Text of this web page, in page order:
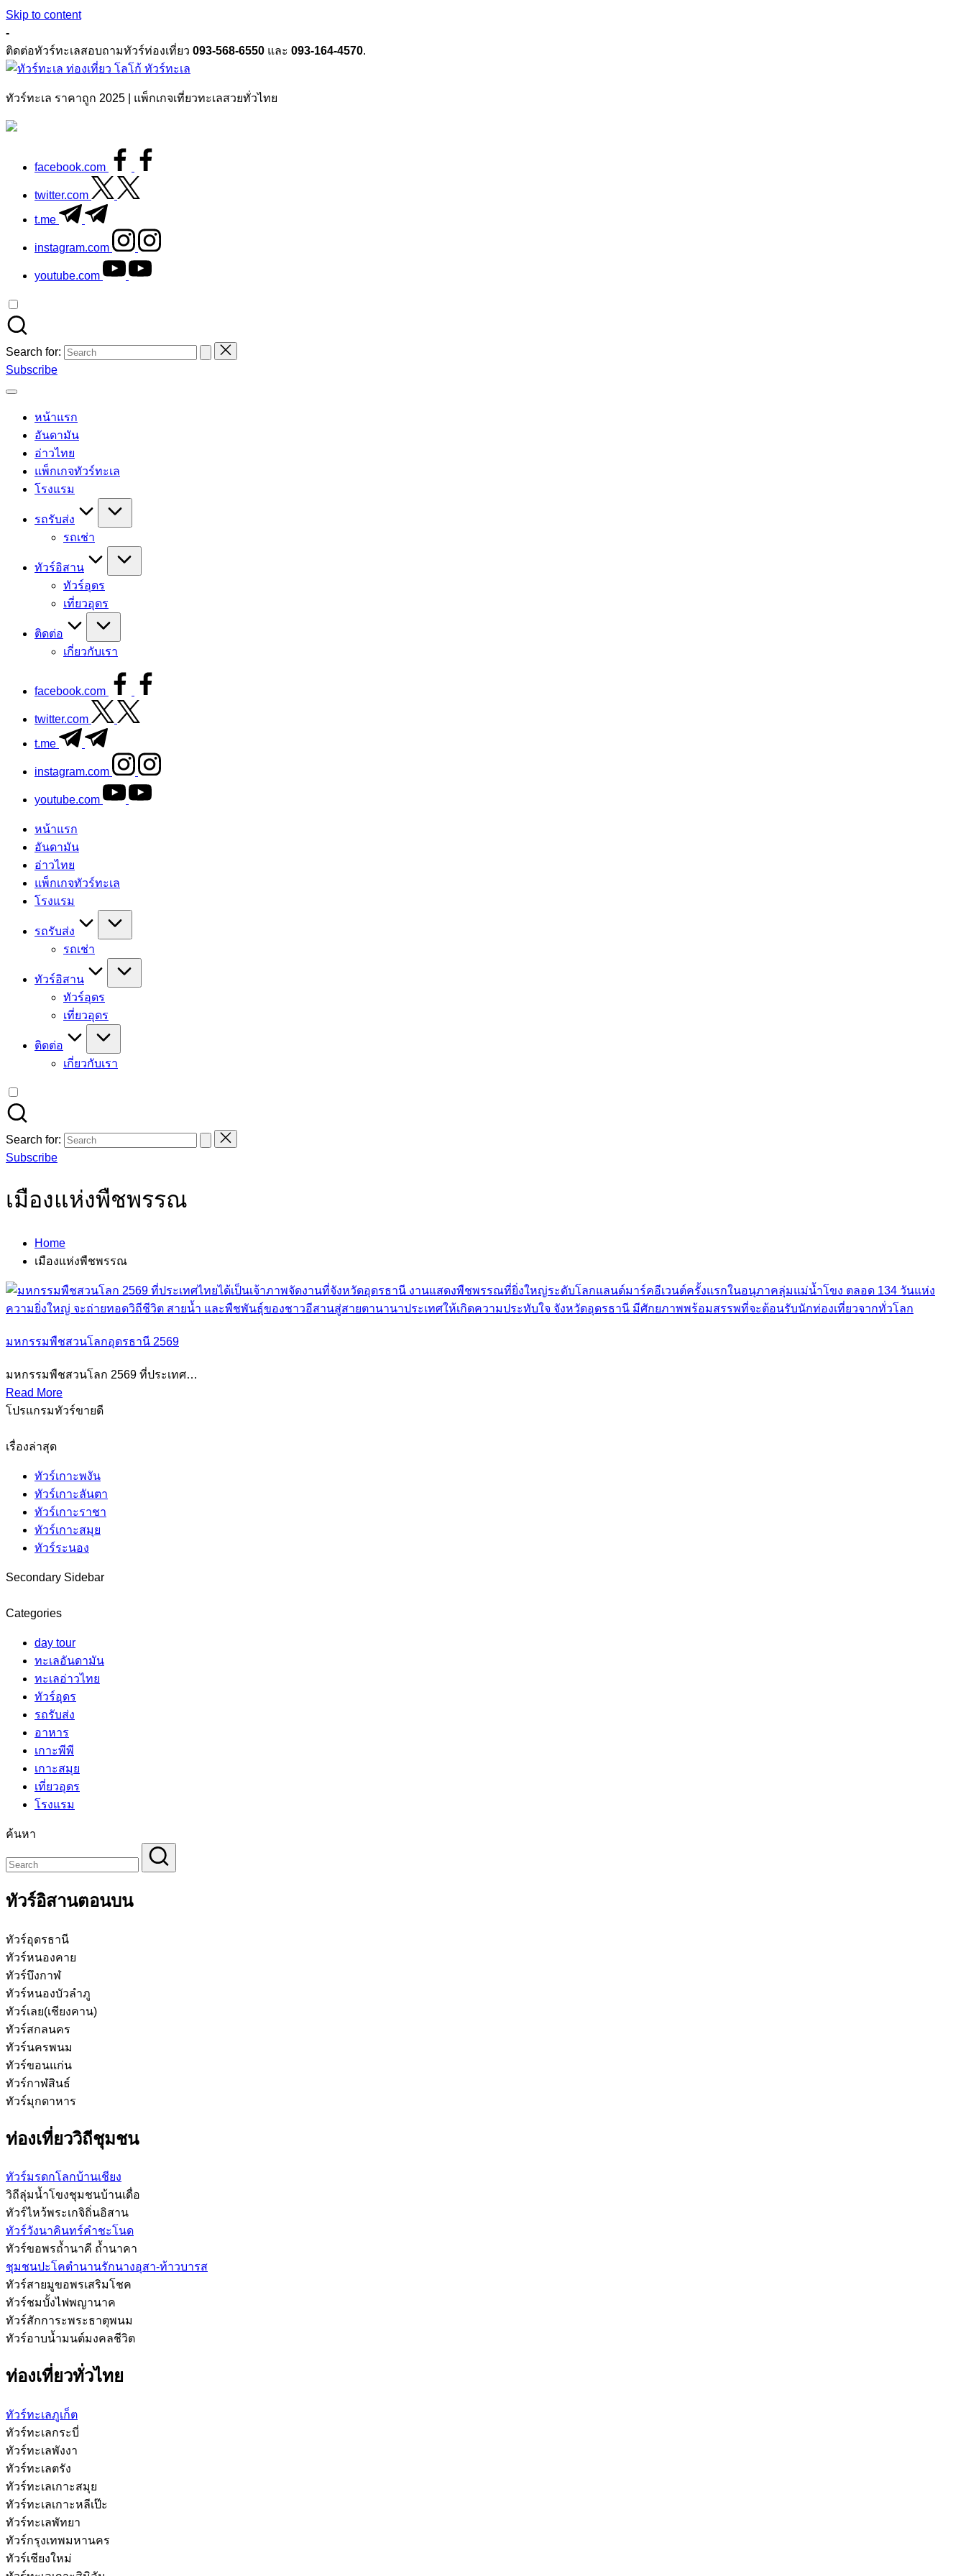
Skip to content
-
ติดต่อทัวร์ทะเลสอบถามทัวร์ท่องเที่ยว 093-568-6550 และ 093-164-4570.
ทัวร์ทะเล
ทัวร์ทะเล ราคาถูก 2025 | แพ็กเกจเที่ยวทะเลสวยทั่วไทย
facebook.com
twitter.com
t.me
instagram.com
youtube.com
Search for:
Subscribe
หน้าแรก
อันดามัน
อ่าวไทย
แพ็กเกจทัวร์ทะเล
โรงแรม
รถรับส่ง
รถเช่า
ทัวร์อิสาน
ทัวร์อุดร
เที่ยวอุดร
ติดต่อ
เกี่ยวกับเรา
facebook.com
twitter.com
t.me
instagram.com
youtube.com
หน้าแรก
อันดามัน
อ่าวไทย
แพ็กเกจทัวร์ทะเล
โรงแรม
รถรับส่ง
รถเช่า
ทัวร์อิสาน
ทัวร์อุดร
เที่ยวอุดร
ติดต่อ
เกี่ยวกับเรา
Search for:
Subscribe
เมืองแห่งพืชพรรณ
Home
เมืองแห่งพืชพรรณ
มหกรรมพืชสวนโลกอุดรธานี 2569
มหกรรมพืชสวนโลก 2569 ที่ประเทศ…
Read More
โปรแกรมทัวร์ขายดี
เรื่องล่าสุด
ทัวร์เกาะพงัน
ทัวร์เกาะลันตา
ทัวร์เกาะราชา
ทัวร์เกาะสมุย
ทัวร์ระนอง
Secondary Sidebar
Categories
day tour
ทะเลอันดามัน
ทะเลอ่าวไทย
ทัวร์อุดร
รถรับส่ง
อาหาร
เกาะพีพี
เกาะสมุย
เที่ยวอุดร
โรงแรม
ค้นหา
ทัวร์อิสานตอนบน
ทัวร์อุดรธานี
ทัวร์หนองคาย
ทัวร์บึงกาฬ
ทัวร์หนองบัวลำภู
ทัวร์เลย(เชียงคาน)
ทัวร์สกลนคร
ทัวร์นครพนม
ทัวร์ขอนแก่น
ทัวร์กาฬสินธ์
ทัวร์มุกดาหาร
ท่องเที่ยววิถีชุมชน
ทัวร์มรดกโลกบ้านเชียง
วิถีลุ่มน้ำโขงชุมชนบ้านเดื่อ
ทัวร์ไหว้พระเกจิถิ่นอิสาน
ทัวร์วังนาคินทร์คำชะโนด
ทัวร์ขอพรถ้ำนาคี ถ้ำนาคา
ชุมชนปะโคตำนานรักนางอุสา-ท้าวบารส
ทัวร์สายมูขอพรเสริมโชค
ทัวร์ชมบั้งไฟพญานาค
ทัวร์สักการะพระธาตุพนม
ทัวร์อาบน้ำมนต์มงคลชีวิต
ท่องเที่ยวทั่วไทย
ทัวร์ทะเลภูเก็ต
ทัวร์ทะเลกระบี่
ทัวร์ทะเลพังงา
ทัวร์ทะเลตรัง
ทัวร์ทะเลเกาะสมุย
ทัวร์ทะเลเกาะหลีเป๊ะ
ทัวร์ทะเลพัทยา
ทัวร์กรุงเทพมหานคร
ทัวร์เชียงใหม่